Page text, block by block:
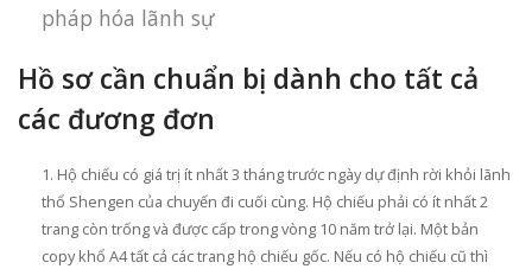
pháp hóa lãnh sự
Hồ sơ cần chuẩn bị dành cho tất cả
các đương đơn
Hộ chiếu có giá trị ít nhất 3 tháng trước ngày dự định rời khỏi lãnh
thổ Shengen của chuyến đi cuối cùng. Hộ chiếu phải có ít nhất 2
trang còn trống và được cấp trong vòng 10 năm trở lại. Một bản
copy khổ A4 tất cả các trang hộ chiếu gốc. Nếu có hộ chiếu cũ thì